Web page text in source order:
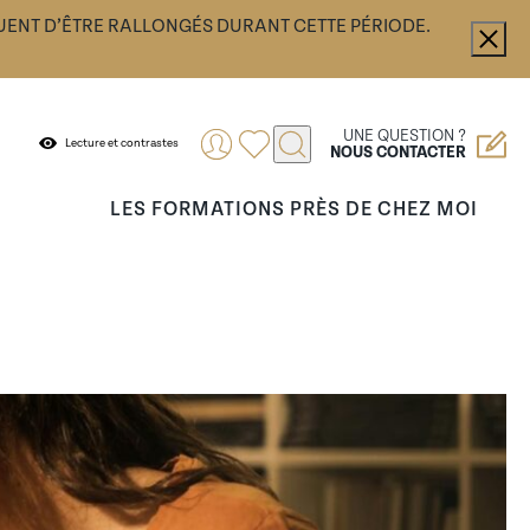
D’ÊTRE RALLONGÉS DURANT CETTE PÉRIODE.
Lecture et contrastes UNE QUESTION ?
NOUS CONTACTER
LES FORMATIONS PRÈS DE CHEZ MOI